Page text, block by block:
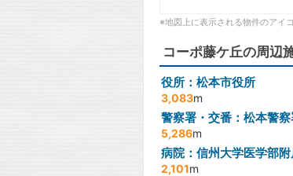
※地図上に表示される物件のアイ
コーポ藤ケ丘の周辺
役所：松本市役所
3,083m
警察署・交番：松本警
5,286m
病院：信州大学医学部
2,101m